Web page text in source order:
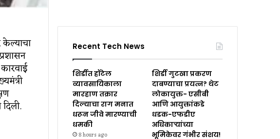
केल्याचा Recent Tech News
शिर्डीत हॉटेल
व्यावसायिकाला
मारहाण तक्रार
दिल्याचा राग मनात
धरून जीवे मारण्याची
धमकी
8 hours ago
शिर्डी गुटखा प्रकरण
दाबण्याचा प्रयत्न? थेट
लोकायुक्त- एसीबी
आणि आयुक्तांकडे
धडक-एफडीए
अधिकाऱ्यांच्या
भूमिकेवर गंभीर संशय!